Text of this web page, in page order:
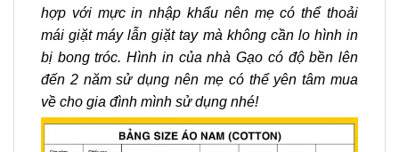
hợp với mực in nhập khẩu nên mẹ có thể thoải
mái giặt máy lẫn giặt tay mà không cần lo hình in
bị bong tróc. Hình in của nhà Gạo có độ bền lên
đến 2 năm sử dụng nên mẹ có thể yên tâm mua
về cho gia đình mình sử dụng nhé!